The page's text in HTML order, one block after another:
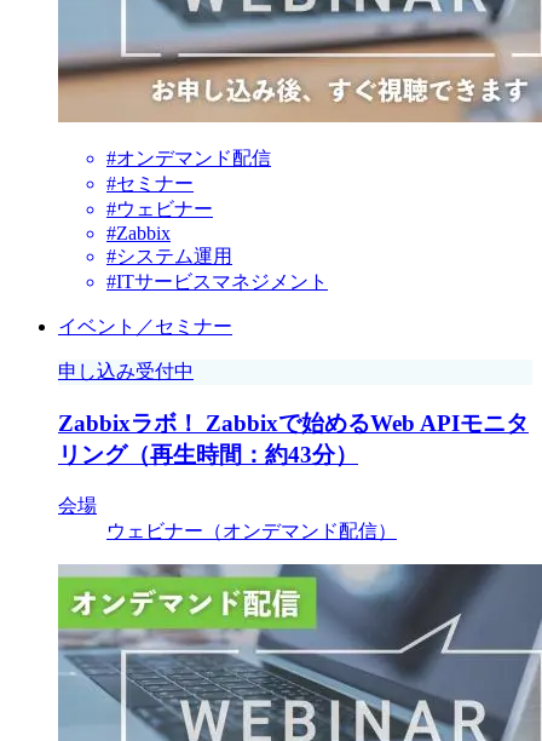
#オンデマンド配信
#セミナー
#ウェビナー
#Zabbix
#システム運用
#ITサービスマネジメント
イベント／セミナー
申し込み受付中
Zabbixラボ！ Zabbixで始めるWeb APIモニタ
リング（再生時間：約43分）
会場
ウェビナー（オンデマンド配信）